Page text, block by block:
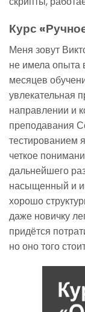
Курс
Меня зовут
не имела опыта
месяцев
увлекательная
направлении и
преподавания
тестированием
четкое
дальнейшего
насыщенный и
хорошо
даже новичку
придётся
но оно того